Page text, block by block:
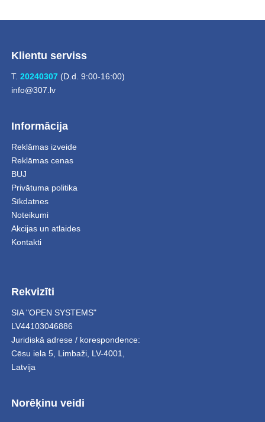
Klientu serviss
T. 20240307(D.d. 9:00-16:00)
info@307.lv
Informācija
Reklāmas izveide
Reklāmas cenas
BUJ
Privātuma politika
Sīkdatnes
Noteikumi
Akcijas un atlaides
Kontakti
Rekvizīti
SIA "OPEN SYSTEMS"
LV44103046886
Juridiskā adrese / korespondence:
Cēsu iela 5, Limbaži, LV-4001,
Latvija
Norēķinu veidi